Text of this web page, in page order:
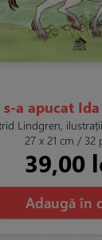
s-a apucat
Lindgren,
27 x 21 cm / 32
39,00
Adaugă în